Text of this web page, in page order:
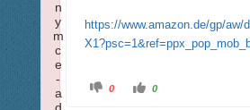
https://www.amazon.de/gp/aw/
A 0
A 0
n
y
m
c
e
-
a